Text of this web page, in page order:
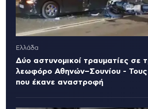
Ελλάδα
Δύο αστυνομικοί τραυματίες σε
λεωφόρο Αθηνών–Σουνίου - Τους
που έκανε αναστροφή